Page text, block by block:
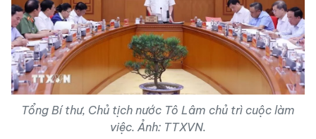
Tổng Bí thư, Chủ tịch nước Tô Lâm chủ trì cuộc làm
việc. Ảnh: TTXVN.